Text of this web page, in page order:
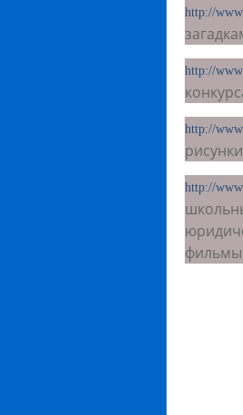
http://
http://
http://
http://